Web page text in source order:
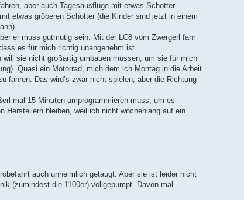
aber auch Tagesausflüge mit etwas Schotter.
etwas gröberen Schotter (die Kinder sind jetzt in einem
er muss gutmütig sein. Mit der LC8 vom Zwergerl fahr
es für mich richtig unangenehm ist.
sie nicht großartig umbauen müssen, um sie für mich
Quasi ein Motorrad, mich dem ich Montag in die Arbeit
fahren. Das wird’s zwar nicht spielen, aber die Richtung
mal 15 Minuten umprogrammieren muss, um es
Herstellern bleiben, weil ich nicht wochenlang auf ein
auch unheimlich getaugt. Aber sie ist leider nicht
(zumindest die 1100er) vollgepumpt. Davon mal